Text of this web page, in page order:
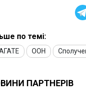
по темі:
ООН